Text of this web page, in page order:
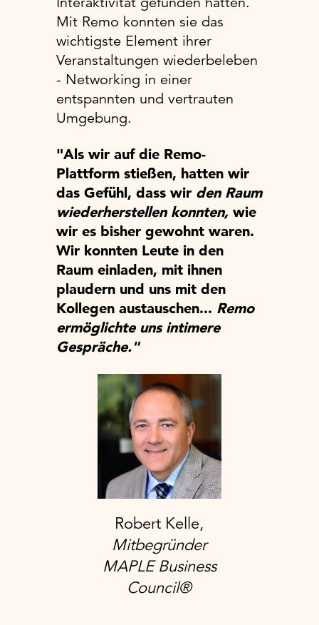
Mit Remo konnten sie das
wichtigste Element ihrer
Veranstaltungen wiederbeleben
- Networking in einer
entspannten und vertrauten
Umgebung.
"Als wir auf die Remo-
Plattform stießen, hatten wir
das Gefühl, dass wir den Raum
wiederherstellen konnten,wie
wir es bisher gewohnt waren.
Wir konnten Leute in den
Raum einladen, mit ihnen
plaudern und uns mit den
Kollegen austauschen... Remo
ermöglichte uns intimere
Gespräche."
Robert Kelle,
Mitbegründer
MAPLE Business
Council®